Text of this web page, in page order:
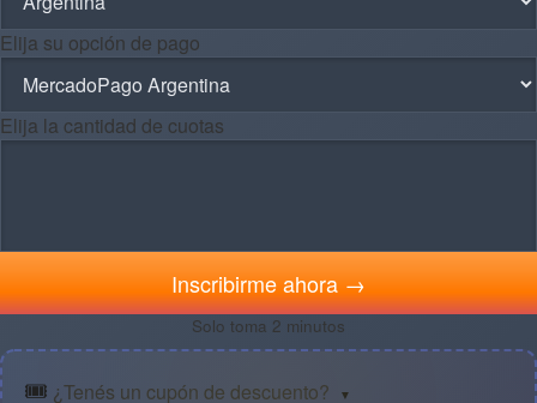
Elija su opción de pago
Elija la cantidad de cuotas
Inscribirme ahora →
Solo toma 2 minutos
🎟️ ¿Tenés un cupón de descuento? ▼